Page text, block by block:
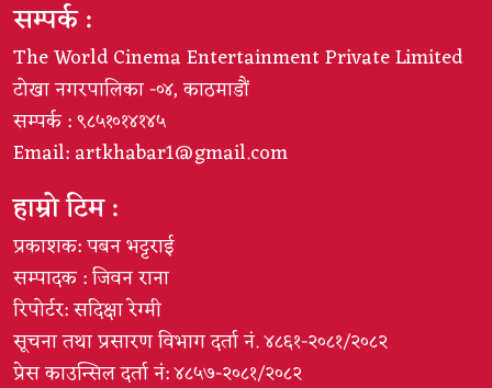
सम्पर्क :
The World Cinema Entertainment Private Limited
टोखा नगरपालिका -०४, काठमाडौं
सम्पर्क : ९८५१०१४१४५
Email:artkhabar1@gmail.com
हाम्रो टिम :
प्रकाशक: पबन भट्टराई
सम्पादक : जिवन राना
रिपोर्टर: सदिक्षा रेग्मी
सूचना तथा प्रसारण विभाग दर्ता नं. ४८६१-२०८१/२०८२
प्रेस काउन्सिल दर्ता नं: ४८५७-२०८१/२०८२